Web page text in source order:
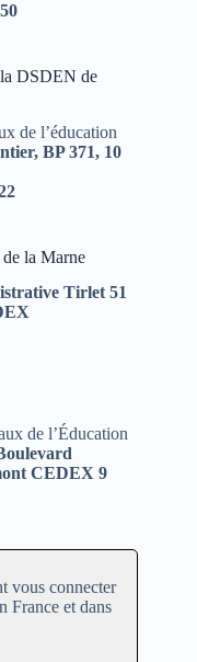
la DSDEN de
de l’éducation
BP 371, 10
la Marne
Tirlet 51
de l’Éducation
CEDEX 9
vous connecter
France et dans